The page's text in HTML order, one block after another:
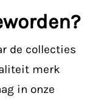
de collecties
merk
in onze